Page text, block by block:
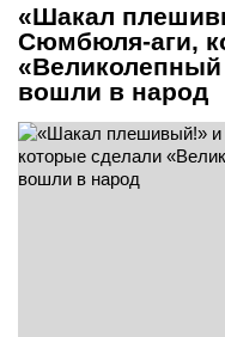
«Шакал
Сюмбюля-аги,
вошли в народ